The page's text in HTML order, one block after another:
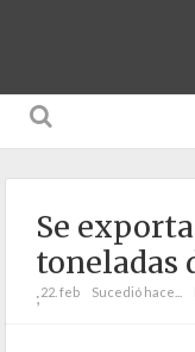
Se
toneladas
;22. feb Sucedió hace...